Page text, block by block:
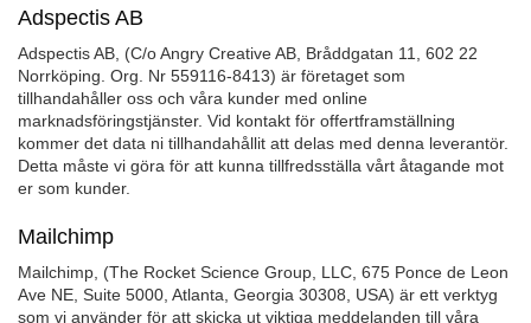
Adspectis AB
Adspectis AB, (C/o Angry Creative AB, Bråddgatan 11, 602 22
Norrköping. Org. Nr 559116-8413) är företaget som
tillhandahåller oss och våra kunder med online
marknadsföringstjänster. Vid kontakt för offertframställning
kommer det data ni tillhandahållit att delas med denna leverantör.
Detta måste vi göra för att kunna tillfredsställa vårt åtagande mot
er som kunder.
Mailchimp
Mailchimp, (The Rocket Science Group, LLC, 675 Ponce de Leon
Ave NE, Suite 5000, Atlanta, Georgia 30308, USA) är ett verktyg
som vi använder för att skicka ut viktiga meddelanden till våra